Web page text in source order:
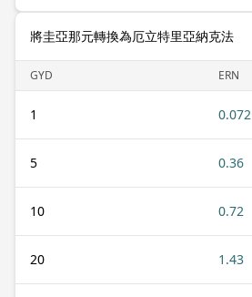
將圭亞那元轉換為厄立特里亞納克法
GYD ERN
1 0.072
5 0.36
10 0.72
20 1.43